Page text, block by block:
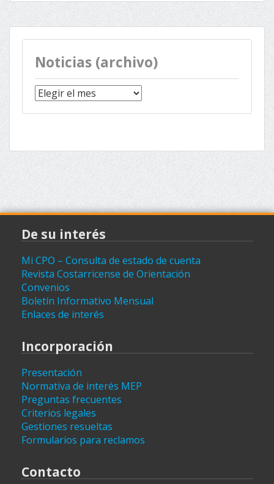
Noticias (archivo)
Noticias
(archivo)
De su interés
Mi CPO – Consulta de estado de cuenta
Revista Costarricense de Orientación
Convenios
Boletín Informativo Mensual
Enlaces de interés
Incorporación
Presentación
Normativa de interés MEP
Preguntas frecuentes
Criterios legales
Gestiones resueltas
Formularios para reclamos
Contacto